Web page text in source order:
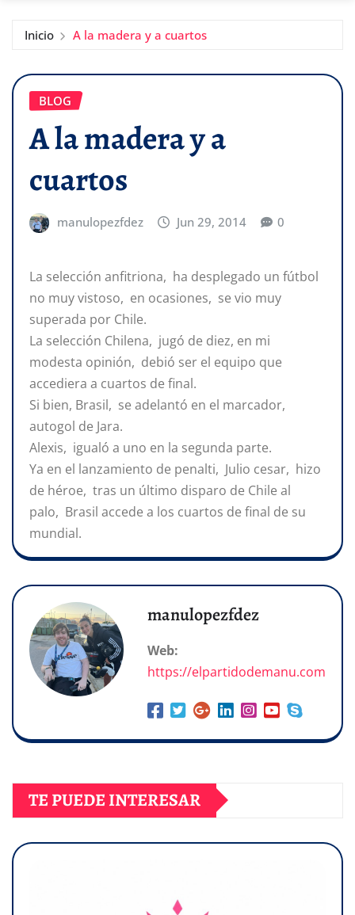
Inicio A la madera y a cuartos
BLOG
A la madera y a
cuartos
manulopezfdez Jun 29, 2014 0
La selección anfitriona, ha desplegado un fútbol
no muy vistoso, en ocasiones, se vio muy
superada por Chile.
La selección Chilena, jugó de diez, en mi
modesta opinión, debió ser el equipo que
accediera a cuartos de final.
Si bien, Brasil, se adelantó en el marcador,
autogol de Jara.
Alexis, igualó a uno en la segunda parte.
Ya en el lanzamiento de penalti, Julio cesar, hizo
de héroe, tras un último disparo de Chile al
palo, Brasil accede a los cuartos de final de su
mundial.
manulopezfdez
Web:
https://elpartidodemanu.com
TE PUEDE INTERESAR